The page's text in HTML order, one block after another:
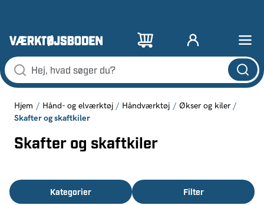
Hjem Hånd- og elværktøj Håndværktøj Økser og kiler
Skafter og skaftkiler
Skafter og skaftkiler
Kategorier Filter